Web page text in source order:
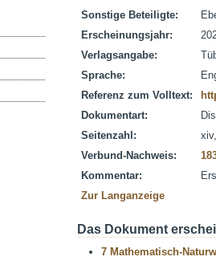
Sonstige Beteiligte:
Erscheinungsjahr:
Verlagsangabe:
Sprache:
Referenz zum Volltext:
Dokumentart:
Seitenzahl:
Verbund-Nachweis:
Kommentar:
Zur Langanzeige
Das Dokument
7 Mathematisch-